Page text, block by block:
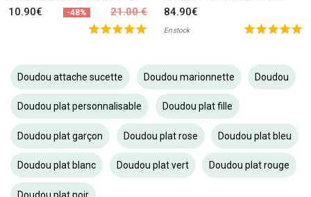
10.90€ -48% 21.00 € 84.90€
En stock
Doudou attache sucette Doudou marionnette Doudou
Doudou plat personnalisable Doudou plat fille
Doudou plat garçon Doudou plat rose Doudou plat bleu
Doudou plat blanc Doudou plat vert Doudou plat rouge
Doudou plat noir